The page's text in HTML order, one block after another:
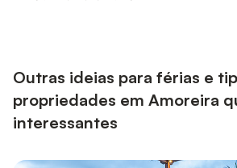
Outras ideias para férias e
propriedades em Amoreira
interessantes